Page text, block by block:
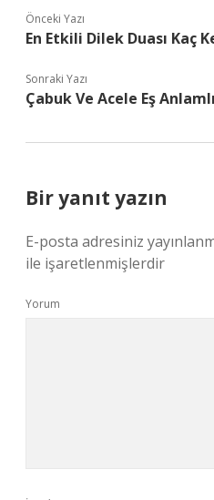
Önceki Yazı
En Etkili Dilek Duası Kaç
Sonraki Yazı
Çabuk Ve Acele Eş
Bir yanıt yazın
E-posta adresiniz
ile işaretlenmişlerdir
Yorum